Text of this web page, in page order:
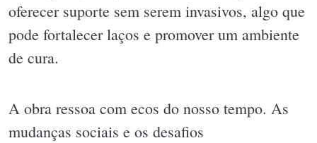
oferecer suporte sem serem invasivos, algo que
pode fortalecer laços e promover um ambiente
de cura.
A obra ressoa com ecos do nosso tempo. As
mudanças sociais e os desafios